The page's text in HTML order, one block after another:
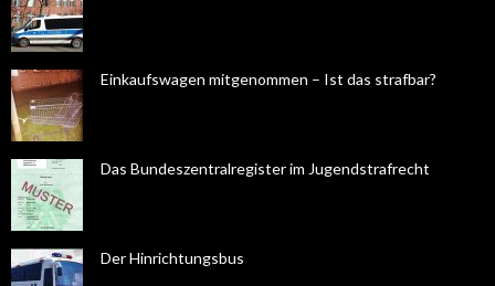
Einkaufswagen mitgenommen – Ist das strafbar?
Das Bundeszentralregister im Jugendstrafrecht
Der Hinrichtungsbus